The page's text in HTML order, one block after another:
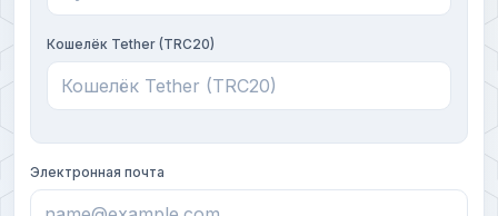
Кошелёк Tether (TRC20)
Электронная почта